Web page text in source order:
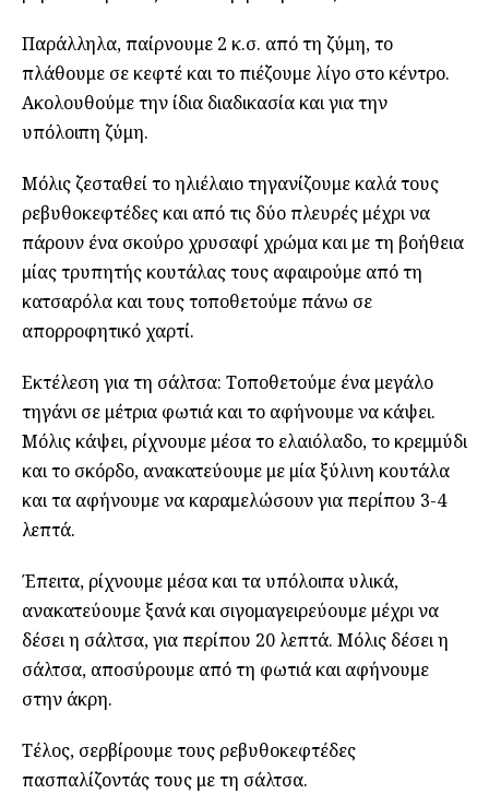
Παράλληλα, παίρνουμε 2 κ.σ. από τη ζύμη, το
πλάθουμε σε κεφτέ και το πιέζουμε λίγο στο κέντρο.
Ακολουθούμε την ίδια διαδικασία και για την
υπόλοιπη ζύμη.
Μόλις ζεσταθεί το ηλιέλαιο τηγανίζουμε καλά τους
ρεβυθοκεφτέδες και από τις δύο πλευρές μέχρι να
πάρουν ένα σκούρο χρυσαφί χρώμα και με τη βοήθεια
μίας τρυπητής κουτάλας τους αφαιρούμε από τη
κατσαρόλα και τους τοποθετούμε πάνω σε
απορροφητικό χαρτί.
Εκτέλεση για τη σάλτσα: Τοποθετούμε ένα μεγάλο
τηγάνι σε μέτρια φωτιά και το αφήνουμε να κάψει.
Μόλις κάψει, ρίχνουμε μέσα το ελαιόλαδο, το κρεμμύδι
και το σκόρδο, ανακατεύουμε με μία ξύλινη κουτάλα
και τα αφήνουμε να καραμελώσουν για περίπου 3-4
λεπτά.
Έπειτα, ρίχνουμε μέσα και τα υπόλοιπα υλικά,
ανακατεύουμε ξανά και σιγομαγειρεύουμε μέχρι να
δέσει η σάλτσα, για περίπου 20 λεπτά. Μόλις δέσει η
σάλτσα, αποσύρουμε από τη φωτιά και αφήνουμε
στην άκρη.
Τέλος, σερβίρουμε τους ρεβυθοκεφτέδες
πασπαλίζοντάς τους με τη σάλτσα.